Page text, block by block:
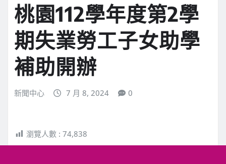
桃園112學年度第2學
期失業勞工子女助學
補助開辦
新聞中心 7 月 8, 2024 0
瀏覽人數 : 74,838